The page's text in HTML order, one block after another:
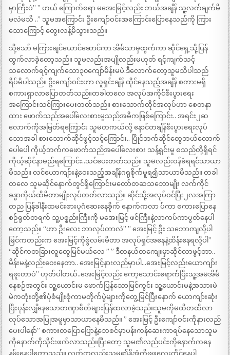
မှာကြီးပဲ” ” ဟယ် ကြောက်စရာ မအေးမြင့်လည်း ဘယ်အချိန် သူ့လက်ချက်မိ
မလဲမသိ ..” သူမအကြောင်း ဦးကျော်ဝင်းအကြောင်းပြောနေသည်ကို ကြား
သောကြောင့် တွေးလန့်မိသွားသည်။
သို့သော် မကြားချင်ယောင်ဆောင်ကာ အိမ်သာမှထွက်ကာ ဆိုင်ရှေ့သို့ပြန်
ထွက်လာခဲ့တော့သည်။ သူမလည်းအပျိုလည်းမဟုတ် ရင့်ကျက်သင့်
သလောက်ရင့်ကျက်သော၃၀ကျော်မိန်းမပဲ.ဒီလောက်တော့သူမသိပါသည်
ရိပ်မိပါသည်။ ဦးကျော်ဝင်းဟာ လူရှင်းချိန် ထိုင်နေသည့်အချိန် စကားမရှိ
စကားရှာလာပြောတတ်သည်။တခါတလေ အလုပ်အကိုင်စီးပွားရေး
အကြောင်းသင်ကြားပေးတတ်သည်။ စားသောက်တိုင်အလုပ်ဟာ စေတနာ
ထား ဖောက်သည်အပေါ်လေးစားမူသည်အဓိကဖြစ်ကြောင်း.. အရင်း၂ဆ
လောက်ကိုအမြတ်ရကြောင်း သူမတကယ်လို့ နောင်တချိန်စီးပွားရေးလုပ်
သောအခါ စားသောက်ဆိုင်ဖွင့်သင့်ကြောင်း.. ပြိုင်ဘက်ဆိုင်တွေဘယ်လောက်
ပေါပေါ ကိုယ့်ဘက်ကဖောက်သည်အပေါ်လေးစား သန့်ရှင်းမူ စသည်တို့ရှိရင်
ကိုယ့်ဆိုင်နာမည်ရကြောင်း..သင်ပေးတတ်သည်။ သူမလည်းဝန်ခံရရင်သာယာ
မိသည်။ လင်ယောကျာ်းနဲ့ဝေးသည့်အချိန်ဂရုစိုက်မူရ၍သာယာမိသည်။ တခါ
တလေ သူမဆိုင်နောက်တွင်ရှိကြောင်းမတော်တဆသဘောမျိုး လက်ကိုင်
ခန္ဓာကိုယ်ထိမိတာမျိုးလုပ်တတ်လာသည်။ ဆိုင်သို့အလုပ်ဝင်ပြီး၂လအကြာ
တည ပြန်ခါနီးထမင်းစားပုဂံဆေးနေခိုက် နောက်ကလာ ပ်ကာ စကားပြောနေ
စဉ်ရုတ်တရက် သူ့ပစ္စည်းကြီးကို မအေးမြင့် ဖင်ကြီးနဲ့လာကပ်ကာပွတ်နေပါ
တော့သည်။ “ဟာ ဦးလေး ဘာလုပ်တာလဲ” ” အေးမြင့် ဦး သဘောကျလို့ပါ
မြင်ကတည်းက အေးမြင့်ကိုစွဲလမ်းမိတာ အလုပ်ရှင်အနေနဲ့ထိန်းနေရလို့ပါ”
“ဆိုင်ကတခြားလူတွေမြင်မယ်လေ ” ” ဒီတနယ်တကျေးမှာဆိုင်လာဖွင့်တာ..
မိန်းမနဲ့လည်းဝေးနေတာ.. အေးမြင့်နားလည်မှာပါ…အေးမြင့်လည်းယောကျာ်း
ရဖူးတာပဲ” ဟုတ်ပါတယ်..အေးမြင့်လည်း ကော့သောင်းရောက်ပြီးသူ့အမအိမ်
နေစဉ်အတွင်း သူ့ယောင်းမ ဖောက်ပြန်သောမြင်ကွင်း သူ့ယောင်းမနဲ့အသားမဲ
မဲကတုံးတို့၏ပုံစံမျိုးစုံကာမတိုက်ပွဲများကိုတွေ့မြင်ပြီးနောက် ယောကျာ်းဆုံး
ပြီးပုန်းလျှိနေသောတဏှာစိတ်များပြန်ထလာခဲ့သည်။သူမကိုမထိတထိလာ
လုပ်သောအပြုအမူမှာသာယာနေမိသည်။ ” အေးမြင့် ဦးကျော်ဝင်းကိုနားလည်
ပေးပါနော်” စကားတပြောပြောနဲ့ဘေစင်မှာပန်းကန်ဆေးကာရပ်နေသောသူမ
ကိုနောက်ကိုသိုင်းဖက်လာသည်။ပြီးတော့ သူမ၏လည်ပင်းကိုနောက်ကနေ
နမ်းနေပါတော့သည်။ လက်ကလည်းသူမ၏နို့အုံကိုဖွဖွလေးကိုင်နေပါ